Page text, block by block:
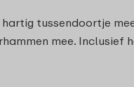
tussendoortje
mee. Inclusief